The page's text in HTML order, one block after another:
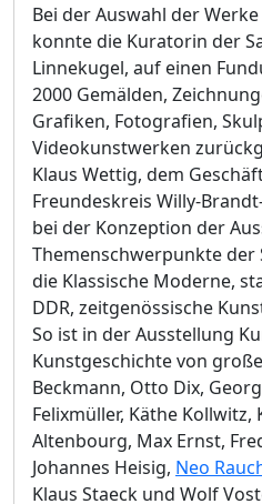
Bei der Auswahl der
konnte die Kuratorin der
Linnekugel, auf einen
2000 Gemälden,
Grafiken, Fotografien,
Videokunstwerken
Klaus Wettig, dem
Freundeskreis Willy-
bei der Konzeption der
Themenschwerpunkte
die Klassische Moderne,
DDR, zeitgenössische
So ist in der Ausstellung
Kunstgeschichte von
Beckmann, Otto Dix,
Felixmüller, Käthe Kollwitz,
Altenbourg, Max Ernst,
Johannes Heisig, Neo
Klaus Staeck und Wolf